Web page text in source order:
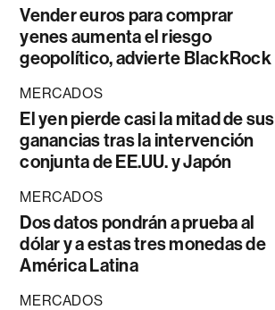
Vender euros para comprar
yenes aumenta el riesgo
geopolítico, advierte BlackRock
MERCADOS
El yen pierde casi la mitad de sus
ganancias tras la intervención
conjunta de EE.UU. y Japón
MERCADOS
Dos datos pondrán a prueba al
dólar y a estas tres monedas de
América Latina
MERCADOS